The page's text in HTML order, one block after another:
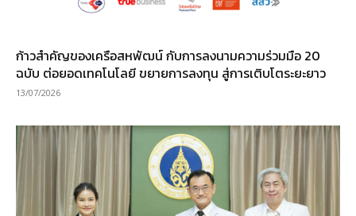
ก้าวสำคัญของเครือสหพัฒน์ กับการลงนามความร่วมมือ 20
ฉบับ ต่อยอดเทคโนโลยี ขยายการลงทุน สู่การเติบโตระยะยาว
13/07/2026